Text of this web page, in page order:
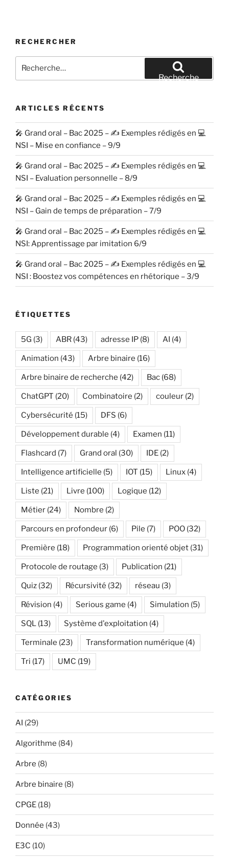
RECHERCHER
pour
Recherche
ARTICLES RÉCENTS
🎤 Grand oral – Bac 2025 – ✍️ Exemples rédigés en 💻
NSI – Mise en confiance – 9/9
🎤 Grand oral – Bac 2025 – ✍️ Exemples rédigés en 💻
NSI – Evaluation personnelle – 8/9
🎤 Grand oral – Bac 2025 – ✍️ Exemples rédigés en 💻
NSI – Gain de temps de préparation – 7/9
🎤 Grand oral – Bac 2025 – ✍️ Exemples rédigés en 💻
NSI: Apprentissage par imitation 6/9
🎤 Grand oral – Bac 2025 – ✍️ Exemples rédigés en 💻
NSI : Boostez vos compétences en rhétorique – 3/9
ÉTIQUETTES
5G (3) ABR (43) adresse IP (8) AI (4)
Animation (43) Arbre binaire (16)
Arbre binaire de recherche (42) Bac (68)
ChatGPT (20) Combinatoire (2) couleur (2)
Cybersécurité (15) DFS (6)
Développement durable (4) Examen (11)
Flashcard (7) Grand oral (30) IDE (2)
Intelligence artificielle (5) IOT (15) Linux (4)
Liste (21) Livre (100) Logique (12)
Métier (24) Nombre (2)
Parcours en profondeur (6) Pile (7) POO (32)
Première (18) Programmation orienté objet (31)
Protocole de routage (3) Publication (21)
Quiz (32) Récursivité (32) réseau (3)
Révision (4) Serious game (4) Simulation (5)
SQL (13) Système d'exploitation (4)
Terminale (23) Transformation numérique (4)
Tri (17) UMC (19)
CATÉGORIES
AI (29)
Algorithme (84)
Arbre (8)
Arbre binaire (8)
CPGE (18)
Donnée (43)
E3C (10)